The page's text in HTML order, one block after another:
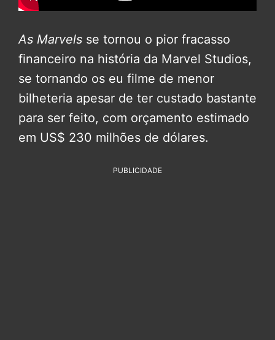
As Marvels se tornou o pior fracasso
financeiro na história da Marvel Studios,
se tornando os eu filme de menor
bilheteria apesar de ter custado bastante
para ser feito, com orçamento estimado
em US$ 230 milhões de dólares.
PUBLICIDADE